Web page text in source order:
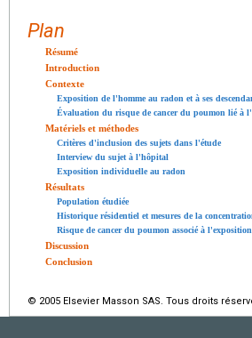
Plan
Résumé
Introduction
Contexte
Exposition de l'homme au radon et à ses
Évaluation du risque de cancer du poumon lié à
Matériels et méthodes
Critères d'inclusion des sujets dans l'étude
Interview du sujet à l'hôpital
Exposition individuelle au radon
Résultats
Population étudiée
Historique résidentiel et mesures de la
Risque de cancer du poumon associé à
Discussion
Conclusion
© 2005 Elsevier Masson SAS. Tous droits